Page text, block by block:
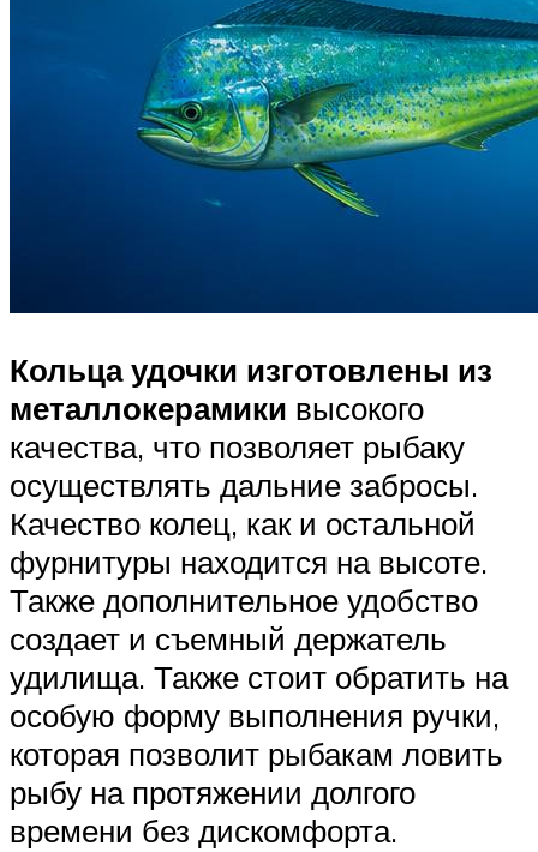
Кольца удочки изготовлены из
металлокерамики высокого
качества, что позволяет рыбаку
осуществлять дальние забросы.
Качество колец, как и остальной
фурнитуры находится на высоте.
Также дополнительное удобство
создает и съемный держатель
удилища. Также стоит обратить на
особую форму выполнения ручки,
которая позволит рыбакам ловить
рыбу на протяжении долгого
времени без дискомфорта.